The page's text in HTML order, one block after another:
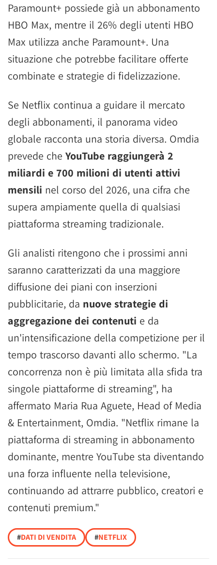
Paramount+ possiede già un abbonamento
HBO Max, mentre il 26% degli utenti HBO
Max utilizza anche Paramount+. Una
situazione che potrebbe facilitare offerte
combinate e strategie di fidelizzazione.
Se Netflix continua a guidare il mercato
degli abbonamenti, il panorama video
globale racconta una storia diversa. Omdia
prevede che YouTube raggiungerà 2
miliardi e 700 milioni di utenti attivi
mensili nel corso del 2026, una cifra che
supera ampiamente quella di qualsiasi
piattaforma streaming tradizionale.
Gli analisti ritengono che i prossimi anni
saranno caratterizzati da una maggiore
diffusione dei piani con inserzioni
pubblicitarie, da nuove strategie di
aggregazione dei contenuti e da
un'intensificazione della competizione per il
tempo trascorso davanti allo schermo. "La
concorrenza non è più limitata alla sfida tra
singole piattaforme di streaming", ha
affermato Maria Rua Aguete, Head of Media
& Entertainment, Omdia. "Netflix rimane la
piattaforma di streaming in abbonamento
dominante, mentre YouTube sta diventando
una forza influente nella televisione,
continuando ad attrarre pubblico, creatori e
contenuti premium."
#DATI DI VENDITA #NETFLIX